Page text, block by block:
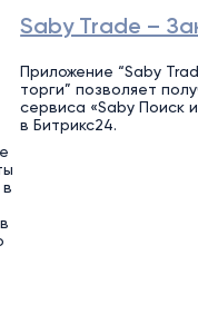
Saby Trade –
Приложение “Saby
торги” позволяет
сервиса «Saby Поиск
в Битрикс24.